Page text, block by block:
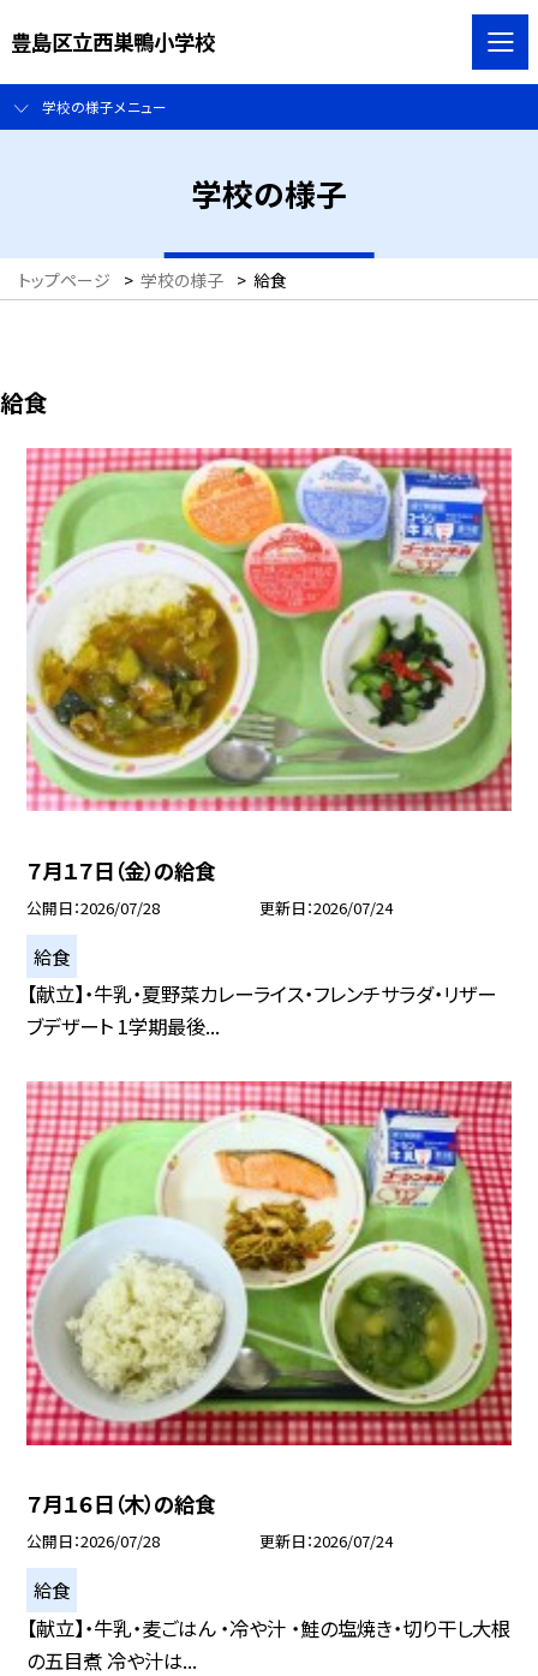
豊島区立西巣鴨小学校
学校の様子メニュー
学校の様子
トップページ > 学校の様子 > 給食
給食
７月１７日（金）の給食
公開日 2026/07/28 更新日 2026/07/24
給食
【献立】・牛乳・夏野菜カレーライス・フレンチサラダ・リザー
ブデザート 1学期最後...
７月１６日（木）の給食
公開日 2026/07/28 更新日 2026/07/24
給食
【献立】・牛乳・麦ごはん ・冷や汁 ・鮭の塩焼き・切り干し大根
の五目煮 冷や汁は...